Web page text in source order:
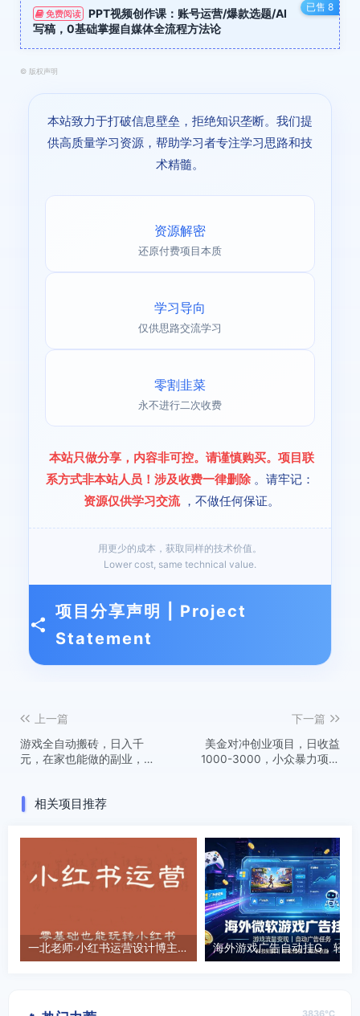
已售 8
免费阅读
PPT视频创作课：账号运营/爆款选题/AI
写稿，0基础掌握自媒体全流程方法论
© 版权声明
本站致力于打破信息壁垒，拒绝知识垄断。我们提
供高质量学习资源，帮助学习者专注学习思路和技
术精髓。
资源解密
还原付费项目本质
学习导向
仅供思路交流学习
零割韭菜
永不进行二次收费
本站只做分享，内容非可控。请谨慎购买。项目联
系方式非本站人员！涉及收费一律删除 。请牢记：
资源仅供学习交流 ，不做任何保证。
用更少的成本，获取同样的技术价值。
Lower cost, same technical value.
项目分享声明 | Project
Statement
上一篇
游戏全自动搬砖，日入千
元，在家也能做的副业，无
下一篇
美金对冲创业项目，日收益
1000-3000，小众暴力项目
相关项目推荐
一北老师·小红书运营设计博主独立变现